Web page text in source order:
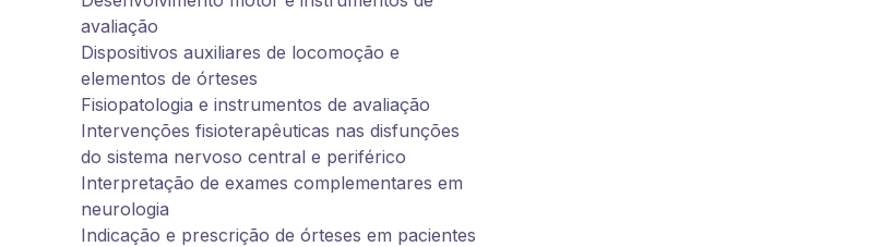
avaliação
Dispositivos auxiliares de locomoção e
elementos de órteses
Fisiopatologia e instrumentos de avaliação
Intervenções fisioterapêuticas nas disfunções
do sistema nervoso central e periférico
Interpretação de exames complementares em
neurologia
Indicação e prescrição de órteses em pacientes